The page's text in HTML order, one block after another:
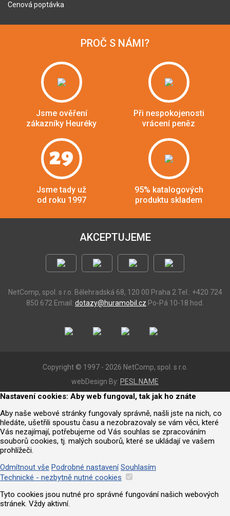
Cenová poptávka
PROČ S NÁMI?
Jsme ověření
zákazníky Heuréky
Při nespokojenosti
vrácení peněz
29
Jsme tady už
od roku 1997
95% katalogových
produktu skladem
AKCEPTUJEME
NetComp, spol. s r.o. Bělehradská 68, 120 00 Praha 2 Tel.: +420 724
850 672 Email: dotazy@huramobil.cz Po-Pá 10-18 hod.
Copyright © 1997 - 2026 NetComp, spol. s r.o.
webDesign By: PESL.NAME
Nastavení cookies: Aby web fungoval, tak jak ho znáte
Aby naše webové stránky fungovaly správně, našli jste na nich, co
hledáte, ušetřili spoustu času a nezobrazovaly se vám věci, které
Vás nezajímají, potřebujeme od Vás souhlas se zpracováním
souborů cookies, tj. malých souborů, které se ukládají ve vašem
prohlížeči.
Odmítnout vše Podrobné nastavení Souhlasím
Technické - nezbytně nutné cookies
Tyto cookies jsou nutné pro správné fungování našich webových
stránek. Vždy aktivní.